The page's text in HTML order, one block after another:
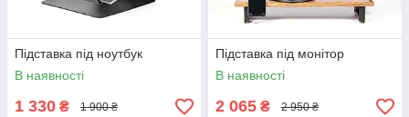
Підставка під ноутбук
В наявності
1 330 ₴ 1 900 ₴
Підставка під монітор
В наявності
2 065 ₴ 2 950 ₴